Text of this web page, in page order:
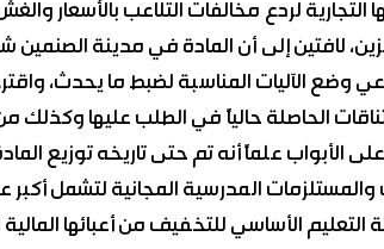
لردع مخالفات التلاعب بالأسعار والغش
لافتين إلى أن المادة في مدينة
الآليات المناسبة لضبط ما يحدث،
الحاصلة حالياً في الطلب عليها وكذلك
والمستلزمات المدرسية المجانية لتشمل
الأساسي للتخفيف من أعبائها المالية